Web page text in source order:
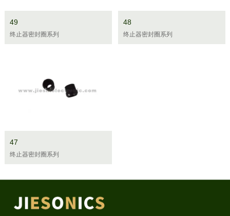
49
终止器密封圈系列
48
终止器密封圈系列
47
终止器密封圈系列